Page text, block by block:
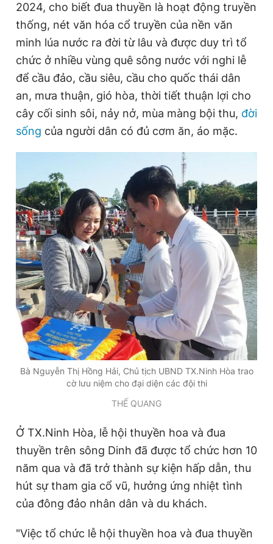
2024, cho biết đua thuyền là hoạt động truyền
thống, nét văn hóa cổ truyền của nền văn
minh lúa nước ra đời từ lâu và được duy trì tổ
chức ở nhiều vùng quê sông nước với nghi lễ
để cầu đảo, cầu siêu, cầu cho quốc thái dân
an, mưa thuận, gió hòa, thời tiết thuận lợi cho
cây cối sinh sôi, nảy nở, mùa màng bội thu, đời
sống của người dân có đủ cơm ăn, áo mặc.
Bà Nguyễn Thị Hồng Hải, Chủ tịch UBND TX.Ninh Hòa trao
cờ lưu niệm cho đại diện các đội thi
THẾ QUANG
Ở TX.Ninh Hòa, lễ hội thuyền hoa và đua
thuyền trên sông Dinh đã được tổ chức hơn 10
năm qua và đã trở thành sự kiện hấp dẫn, thu
hút sự tham gia cổ vũ, hưởng ứng nhiệt tình
của đông đảo nhân dân và du khách.
"Việc tổ chức lễ hội thuyền hoa và đua thuyền